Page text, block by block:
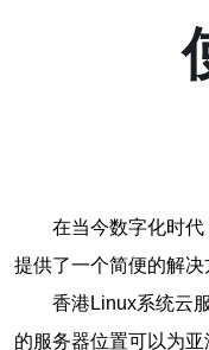
在当今数字化时
提供了一个简便的解决
香港Linux系统云
的服务器位置可以为